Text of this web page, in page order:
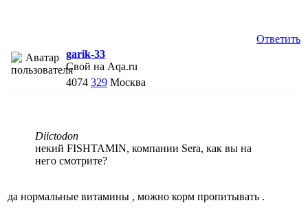
Ответить
garik-33
Свой на Aqa.ru
4074 329 Москва
Diictodon
некий FISHTAMIN, компании Sera, как вы на
него смотрите?
да нормальные витамины , можно корм пропитывать .